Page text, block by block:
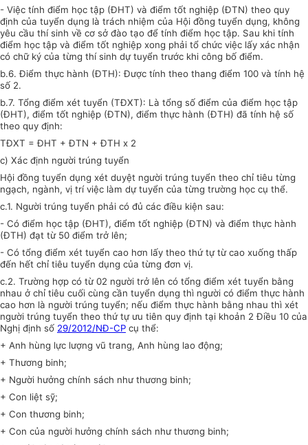
- Việc tính điểm học tập (ĐHT) và điểm tốt nghiệp (ĐTN) theo quy
định của tuyển dụng là trách nhiệm của Hội đồng tuyển dụng, không
yêu cầu thí sinh về cơ sở đào tạo để tính điểm học tập. Sau khi tính
điểm học tập và điểm tốt nghiệp xong phải tổ chức việc lấy xác nhận
có chữ ký của từng thí sinh dự tuyển trước khi công bố điểm.
b.6. Điểm thực hành (ĐTH): Được tính theo thang điểm 100 và tính hệ
số 2.
b.7. Tổng điểm xét tuyển (TĐXT): Là tổng số điểm của điểm học tập
(ĐHT), điểm tốt nghiệp (ĐTN), điểm thực hành (ĐTH) đã tính hệ số
theo quy định:
TĐXT = ĐHT + ĐTN + ĐTH x 2
c) Xác định người trúng tuyển
Hội đồng tuyển dụng xét duyệt người trúng tuyển theo chỉ tiêu từng
ngạch, ngành, vị trí việc làm dự tuyển của từng trường học cụ thể.
c.1. Người trúng tuyển phải có đủ các điều kiện sau:
- Có điểm học tập (ĐHT), điểm tốt nghiệp (ĐTN) và điểm thực hành
(ĐTH) đạt từ 50 điểm trở lên;
- Có tổng điểm xét tuyển cao hơn lấy theo thứ tự từ cao xuống thấp
đến hết chỉ tiêu tuyển dụng của từng đơn vị.
c.2. Trường hợp có từ 02 người trở lên có tổng điểm xét tuyển bằng
nhau ở chỉ tiêu cuối cùng cần tuyển dụng thì người có điểm thực hành
cao hơn là người trúng tuyển; nếu điểm thực hành bằng nhau thì xét
người trúng tuyển theo thứ tự ưu tiên quy định tại khoản 2 Điều 10 của
Nghị định số 29/2012/NĐ-CP cụ thể:
+ Anh hùng lực lượng vũ trang, Anh hùng lao động;
+ Thương binh;
+ Người hưởng chính sách như thương binh;
+ Con liệt sỹ;
+ Con thương binh;
+ Con của người hưởng chính sách như thương binh;